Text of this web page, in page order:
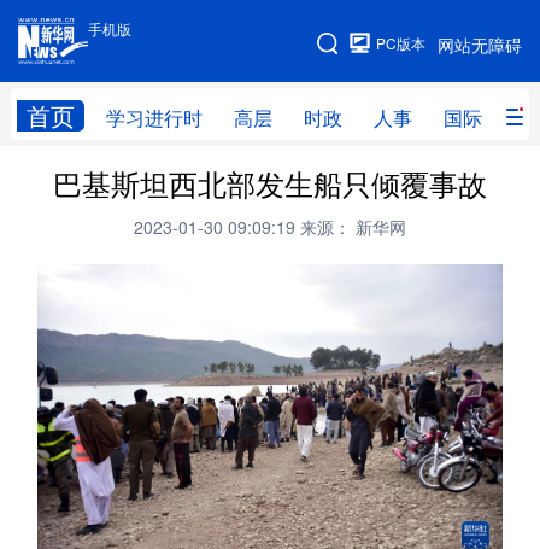
手机版
网站无障碍
PC版本
首页 学习进行时 高层 时政 人事 国际 财
手机版
网站地图
学习进行时 高层 时政 人事
财经 网评
科技 科创
文化 书画 健康 军事
访谈 视频 图片 政务
法律 中央文件 金融 汽车
食品 人居 信息化 数字经济
巴基斯坦西北部发生船只倾覆事故
2023-01-30 09:09:19 来源： 新华网